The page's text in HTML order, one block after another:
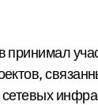
принимал